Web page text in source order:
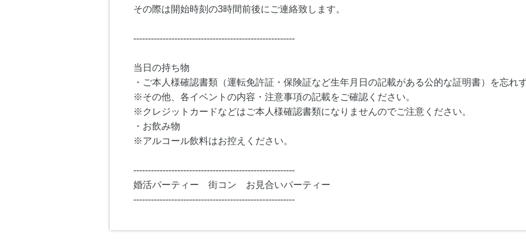
その際は開始時刻の3時間前後にご連絡致します。
-------------------------------------------------------
当日の持ち物
・ご本人様確認書類（運転免許証・保険証など生年月日の記載がある公的な証明書）を忘れ
※その他、各イベントの内容・注意事項の記載をご確認ください。
※クレジットカードなどはご本人様確認書類になりませんのでご注意ください。
・お飲み物
※アルコール飲料はお控えください。
-------------------------------------------------------
婚活パーティー 街コン お見合いパーティー
-------------------------------------------------------